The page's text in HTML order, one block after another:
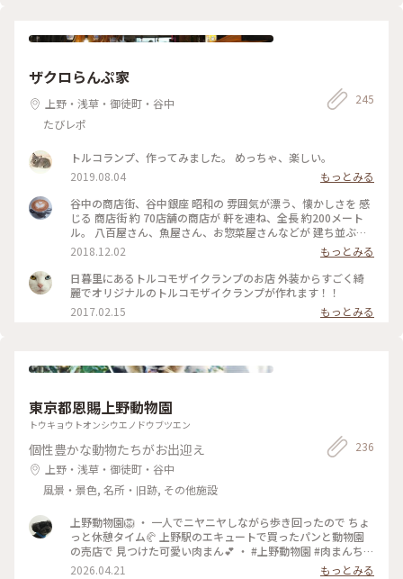
区
ザクロらんぷ家
上野・浅草・御徒町・谷中
たびレポ
245
トルコランプ、作ってみました。 めっちゃ、楽しい。
2019.08.04
もっとみる
谷中の商店街、谷中銀座 昭和の 雰囲気が漂う、懐かしさを 感
じる 商店街 約 70店舗の商店が 軒を連ね、全長 約200メート
ル。 八百屋さん、魚屋さん、お惣菜屋さんなどが 建ち並ぶ
中、煌びやかなお店が👀！ トルコランプを扱う お店、らんぷ
屋さん。 店内には、色とりどりの モザイクランプが いっぱい
✨ 華やかですが、東洋的で エキゾチックな灯りは、温かみが
感じられて、和やかな気持ちにさせてくれます。 キャンドルホ
ルダーや、シーリングランプ、スタンドライトなどを 2〜3時
間で 作れる ワークショップも 行われていますよ。 #灯る #ら
2018.12.02
もっとみる
日暮里にあるトルコモザイクランプのお店 外装からすごく綺
麗でオリジナルのトルコモザイクランプが作れます！！
2017.02.15
もっとみる
東京都恩賜上野動物園
トウキョウトオンシウエノドウブツエン
個性豊かな動物たちがお出迎え
上野・浅草・御徒町・谷中
風景・景色, 名所・旧跡, その他施設
236
上野動物園🦁 ・ 一人でニヤニヤしながら歩き回ったので ちょ
っと休憩タイム🥐 上野駅のエキュートで買ったパンと動物園
の売店で 見つけた可愛い肉まん💕 ・ #上野動物園 #肉まんちゃ
ん #フラミンゴの羽は美しい
2026.04.21
もっとみる